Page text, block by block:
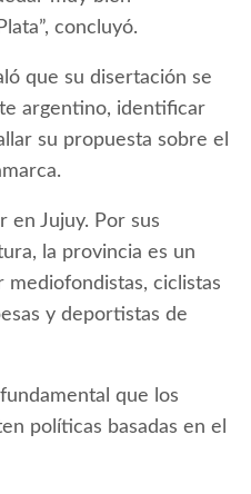
concluyó.
que su disertación se
argentino, identificar
su propuesta sobre el
en Jujuy. Por sus
la provincia es un
mediofondistas, ciclistas
y deportistas de
que los
políticas basadas en el